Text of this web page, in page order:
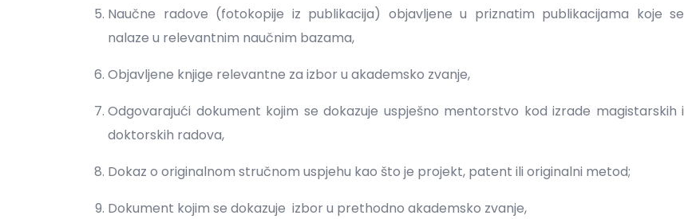
Naučne radove (fotokopije iz publikacija) objavljene u priznatim publikacijama koje se
nalaze u relevantnim naučnim bazama,
Objavljene knjige relevantne za izbor u akademsko zvanje,
Odgovarajući dokument kojim se dokazuje uspješno mentorstvo kod izrade magistarskih i
doktorskih radova,
Dokaz o originalnom stručnom uspjehu kao što je projekt, patent ili originalni metod;
Dokument kojim se dokazuje izbor u prethodno akademsko zvanje,